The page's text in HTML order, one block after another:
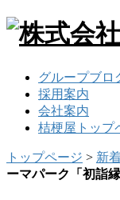
グループブロ
採用案内
会社案内
桔梗屋トップ
トップページ > 新
ーマパーク「初詣